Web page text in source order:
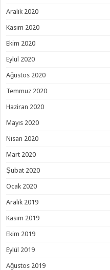
Aralık 2020
Kasım 2020
Ekim 2020
Eylül 2020
Ağustos 2020
Temmuz 2020
Haziran 2020
Mayıs 2020
Nisan 2020
Mart 2020
Şubat 2020
Ocak 2020
Aralık 2019
Kasım 2019
Ekim 2019
Eylül 2019
Ağustos 2019